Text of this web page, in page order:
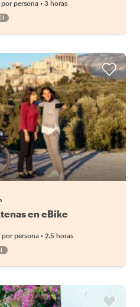
por persona • 3 horas
en eBike
por persona • 2.5 horas